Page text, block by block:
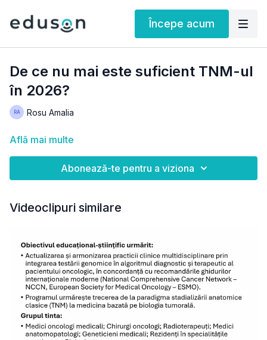
Începe acum
De ce nu mai este suficient TNM-ul
în 2026?
Rosu Amalia
Află mai multe
Abonează-te pentru a viziona
Videoclipuri similare